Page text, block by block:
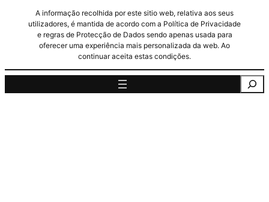
A informação recolhida por este sitio web, relativa aos seus
utilizadores, é mantida de acordo com a Política de Privacidade
e regras de Protecção de Dados sendo apenas usada para
oferecer uma experiência mais personalizada da web. Ao
continuar aceita estas condições.